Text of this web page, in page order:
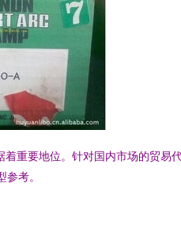
重要地位。针对国内市场的贸易
考。